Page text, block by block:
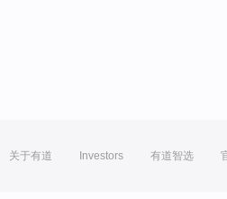
关于有道 Investors 有道智选